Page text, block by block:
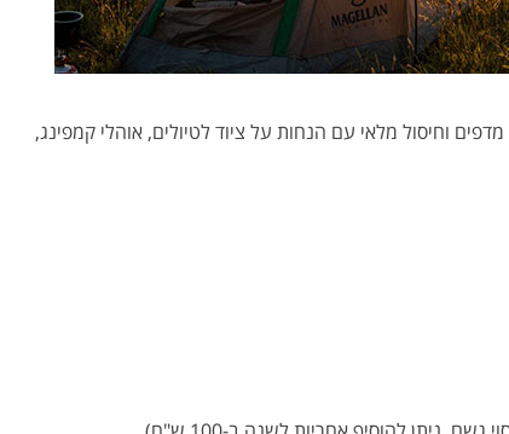
וחיסול מלאי עם הנחות על ציוד לטיולים, אוהלי קמפינג,